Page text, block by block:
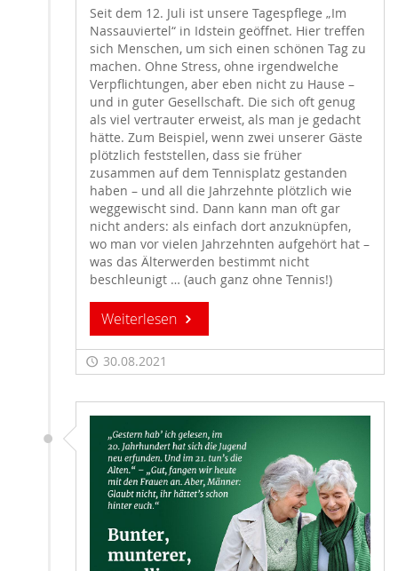
Seit dem 12. Juli ist unsere Tagespflege „Im
Nassauviertel“ in Idstein geöffnet. Hier treffen
sich Menschen, um sich einen schönen Tag zu
machen. Ohne Stress, ohne irgendwelche
Verpflichtungen, aber eben nicht zu Hause –
und in guter Gesellschaft. Die sich oft genug
als viel vertrauter erweist, als man je gedacht
hätte. Zum Beispiel, wenn zwei unserer Gäste
plötzlich feststellen, dass sie früher
zusammen auf dem Tennisplatz gestanden
haben – und all die Jahrzehnte plötzlich wie
weggewischt sind. Dann kann man oft gar
nicht anders: als einfach dort anzuknüpfen,
wo man vor vielen Jahrzehnten aufgehört hat –
was das Älterwerden bestimmt nicht
beschleunigt … (auch ganz ohne Tennis!)
Weiterlesen
30.08.2021